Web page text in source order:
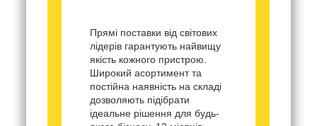
Прямі поставки від світових
лідерів гарантують найвищу
якість кожного пристрою.
Широкий асортимент та
постійна наявність на складі
дозволяють підібрати
ідеальне рішення для будь-